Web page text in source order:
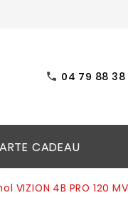
 04 79 88 38
CADEAU
VIZION 4B PRO 120